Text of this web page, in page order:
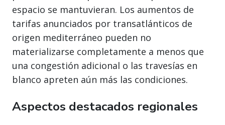
espacio se mantuvieran. Los aumentos de
tarifas anunciados por transatlánticos de
origen mediterráneo pueden no
materializarse completamente a menos que
una congestión adicional o las travesías en
blanco apreten aún más las condiciones.
Aspectos destacados regionales